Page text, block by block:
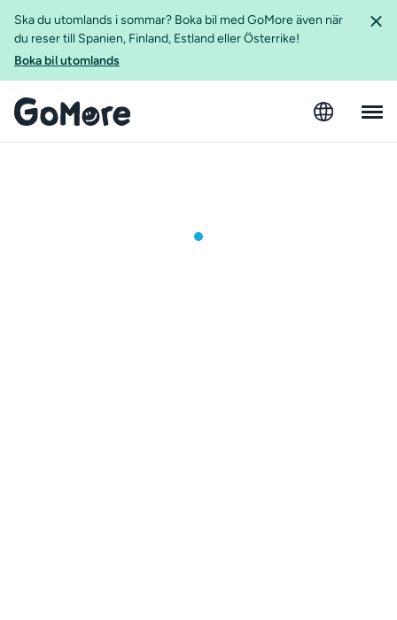
Ska du utomlands i sommar? Boka bil med GoMore även när
du reser till Spanien, Finland, Estland eller Österrike!
Boka bil utomlands